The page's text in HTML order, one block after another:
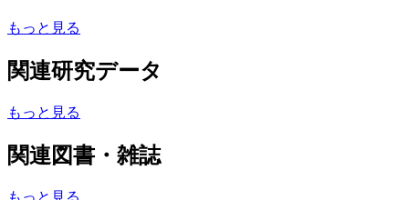
もっと見る
関連研究データ
もっと見る
関連図書・雑誌
もっと見る